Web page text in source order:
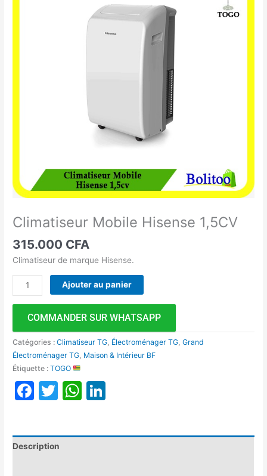
Climatiseur Mobile Hisense 1,5CV
315.000 CFA
Climatiseur de marque Hisense.
Ajouter au panier
COMMANDER SUR WHATSAPP
Catégories :Climatiseur TG Électroménager TG ,Grand
Électroménager TG Maison & Intérieur BF
Étiquette :TOGO
Facebook
TwitterWhatsApp
Description